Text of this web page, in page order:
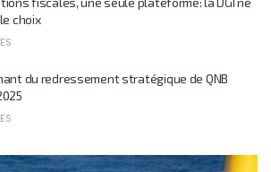
choix
du redressement stratégique de QNB